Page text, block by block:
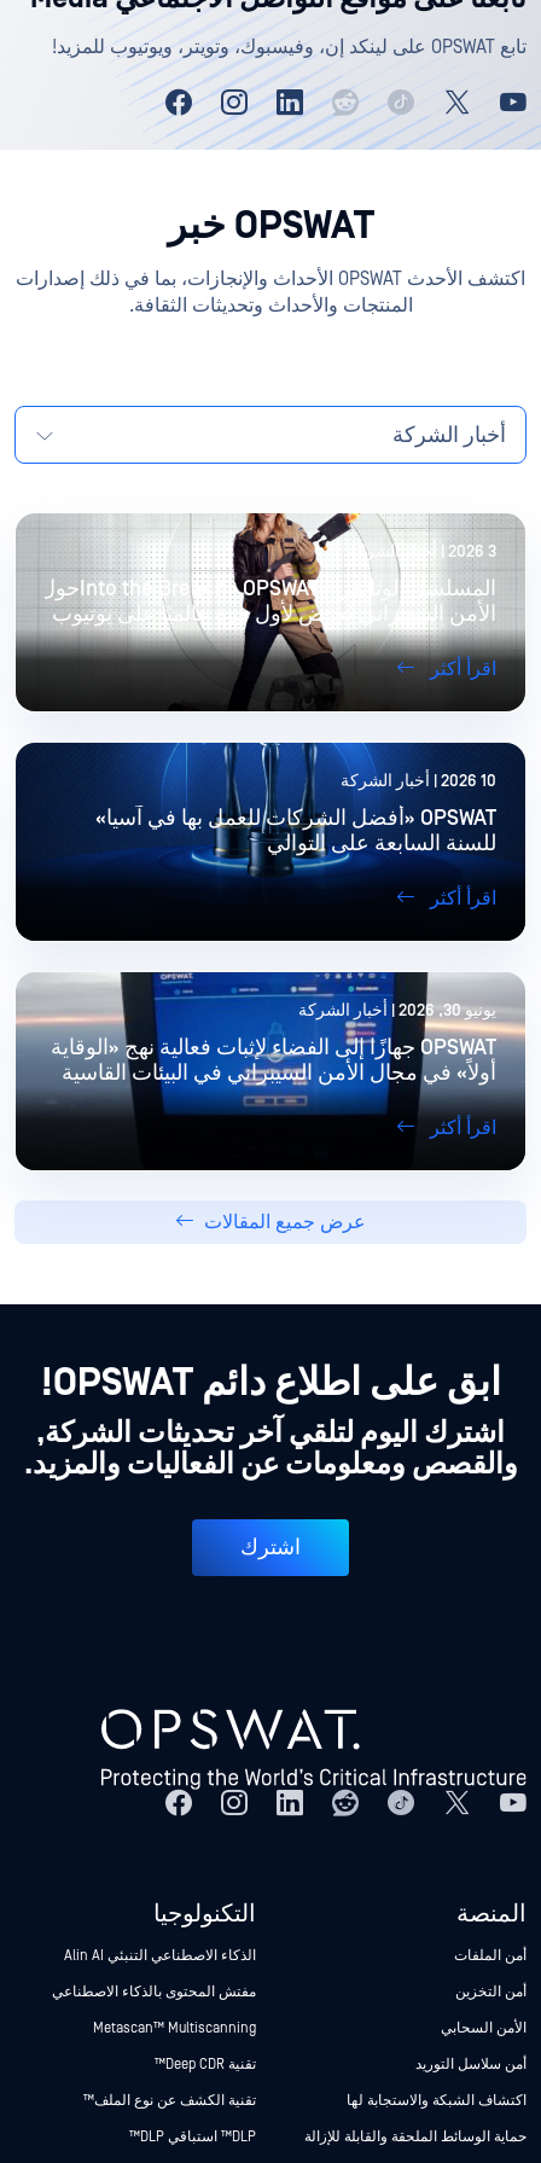
تابع OPSWAT على لينكد إن، وفيسبوك، وتويتر، ويوتيوب للمزيد!
OPSWAT خبر
اكتشف الأحدث OPSWAT الأحداث والإنجازات، بما في ذلك إصدارات
المنتجات والأحداث وتحديثات الثقافة.
أخبار الشركة
3 2026 | أخبار الشركة
المسلسل الوثائقي «Into the Breach» OPSWATحول
الأمن السيبراني يُعرض لأول مرة عالميًا على يوتيوب
في 8 أغسطس
اقرأ أكثر
10 2026 | أخبار الشركة
OPSWAT «أفضل الشركات للعمل بها في آسيا»
للسنة السابعة على التوالي
اقرأ أكثر
يونيو 30, 2026 | أخبار الشركة
OPSWAT جهازًا إلى الفضاء لإثبات فعالية نهج «الوقاية
أولاً» في مجال الأمن السيبراني في البيئات القاسية
اقرأ أكثر
عرض جميع المقالات
ابق على اطلاع دائم OPSWAT!
اشترك اليوم لتلقي آخر تحديثات الشركة,
والقصص ومعلومات عن الفعاليات والمزيد.
اشترك
المنصة
أمن الملفات
أمن التخزين
الأمن السحابي
أمن سلاسل التوريد
اكتشاف الشبكة والاستجابة لها
حماية الوسائط الملحقة والقابلة للإزالة
التكنولوجيا
الذكاء الاصطناعي التنبئي Alin AI
مفتش المحتوى بالذكاء الاصطناعي
Metascan™ Multiscanning
تقنية Deep CDR™
تقنية الكشف عن نوع الملف™
DLP™ استباقي DLP™